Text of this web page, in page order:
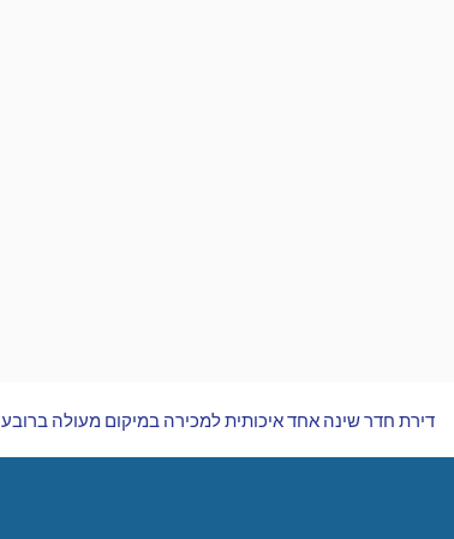
דירת חדר שינה אחד איכותית למכירה במיקום מעולה ברובע 7, כיכר קלאוזל